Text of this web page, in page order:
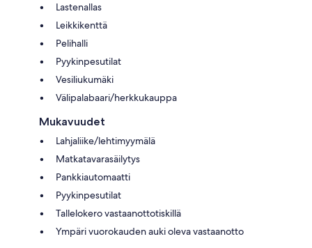
Lastenallas
Leikkikenttä
Pelihalli
Pyykinpesutilat
Vesiliukumäki
Välipalabaari/herkkukauppa
Mukavuudet
Lahjaliike/lehtimyymälä
Matkatavarasäilytys
Pankkiautomaatti
Pyykinpesutilat
Tallelokero vastaanottotiskillä
Ympäri vuorokauden auki oleva vastaanotto